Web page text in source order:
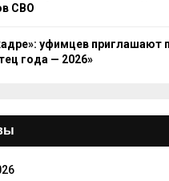
СВО
уфимцев приглашают
года — 2026»